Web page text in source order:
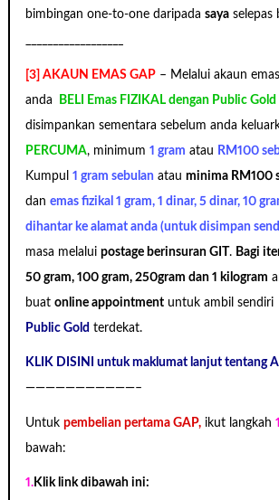
bimbinganone-to-one daripadasaya selepas
[3] AKAUN EMAS GAP – Melalui akaun
anda
BELI Emas FIZIKAL dengan Public Gold
disimpankan sementara sebelum anda
PERCUMA, minimum1 gram atau RM100
Kumpul1 gram sebulan atauminima RM100
danemas fizikal 1 gram, 1 dinar, 5 dinar, 10
dihantar ke alamat anda (untuk disimpan
masa melaluipostage berinsuran GIT. Bagi
50 gram, 100 gram, 250gram dan 1 kilogram
buatonline appointment untuk ambil
Public Gold terdekat.
KLIK DISINI untuk maklumat lanjut tentang
———————————–
Untukpembelian pertama GAP, ikut langkah
bawah:
1. Klik link dibawah ini: